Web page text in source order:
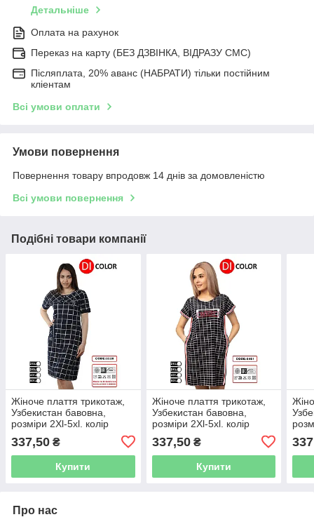
Детальніше
Оплата на рахунок
Переказ на карту (БЕЗ ДЗВІНКА, ВІДРАЗУ СМС)
Післяплата, 20% аванс (НАБРАТИ) тільки постійним
кліентам
Всі умови оплати
Умови повернення
Повернення товару впродовж 14 днів за домовленістю
Всі умови повернення
Подібні товари компанії
Жіноче плаття трикотаж,
Узбекистан бавовна,
розміри 2Xl-5xl. колір
337,50 ₴
Купити
Жіноче плаття трикотаж,
Узбекистан бавовна,
розміри 2Xl-5xl. колір
337,50₴
Купити
Про нас